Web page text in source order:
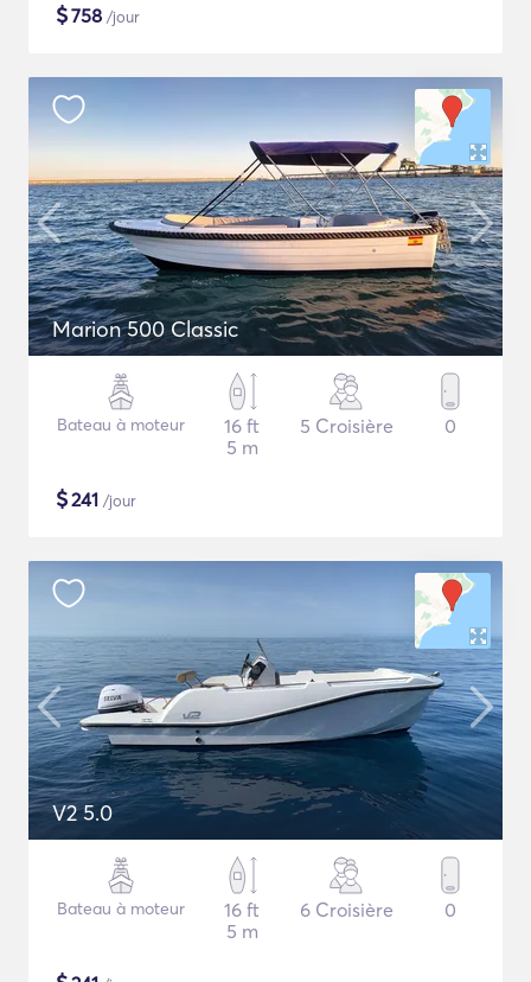
$758 /jour
Marion 500 Classic
Bateau à moteur
16 ft
5 m
5 Croisière 0
$241 /jour
V2 5.0
Bateau à moteur
16 ft
5 m
6 Croisière 0